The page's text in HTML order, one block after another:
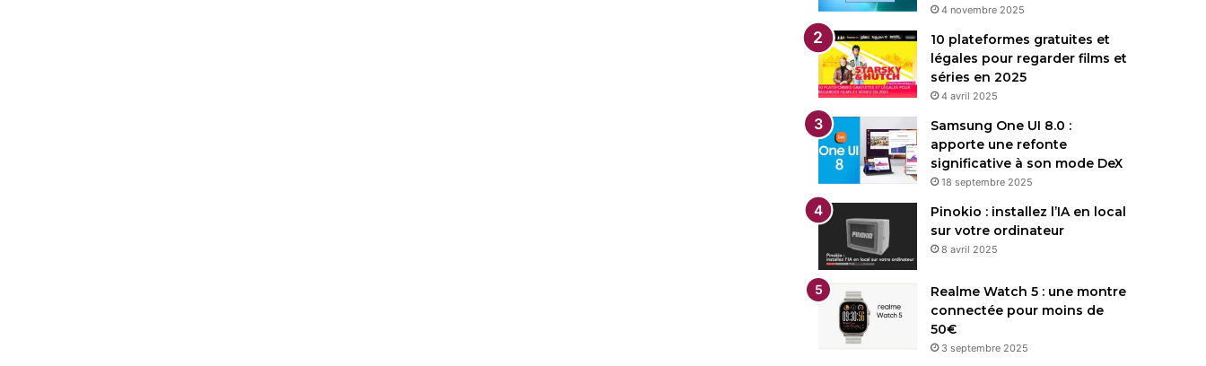
4 novembre 2025
10 plateformes gratuites et
légales pour regarder films et
séries en 2025
4 avril 2025
Samsung One UI 8.0 :
apporte une refonte
significative à son mode DeX
18 septembre 2025
Pinokio : installez l’IA en local
sur votre ordinateur
8 avril 2025
Realme Watch 5 : une montre
connectée pour moins de
50€
3 septembre 2025